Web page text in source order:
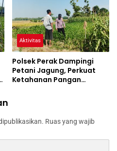
Aktivitas
Polsek Perak Dampingi
Petani Jagung, Perkuat
Ketahanan Pangan
Ruas yang wajib